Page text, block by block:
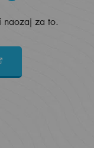
naozaj za to.